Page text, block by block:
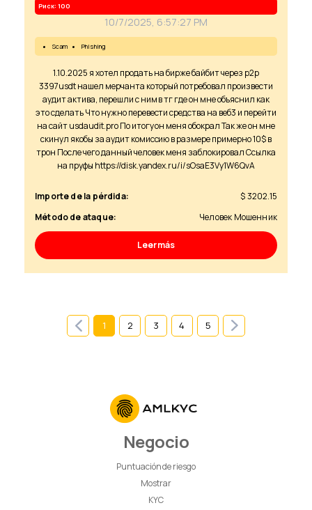
Риск: 100
10/7/2025, 6:57:27 PM
scam phishing
1.10.2025 я хотел продать на бирже байбит через р2р
3397usdt нашел мерчанта который потребовал произвести
аудит актива, перешли с ним в тг где он мне объяснил как
это сделать Что нужно перевести средства на веб3 и перейти
на сайт usdaudit.pro По итогу он меня обокрал Так же он мне
скинул якобы за аудит комиссию в размере примерно 10$ в
трон После чего данный человек меня заблокировал Ссылка
на пруфы https://disk.yandex.ru/i/sOsaE3Vy1W6QvA
Importe de la pérdida:
$ 3202.15
Método de ataque:
Человек Мошенник
Leer más
1 2 3 4 5
Negocio
Puntuación de riesgo
Mostrar
KYC